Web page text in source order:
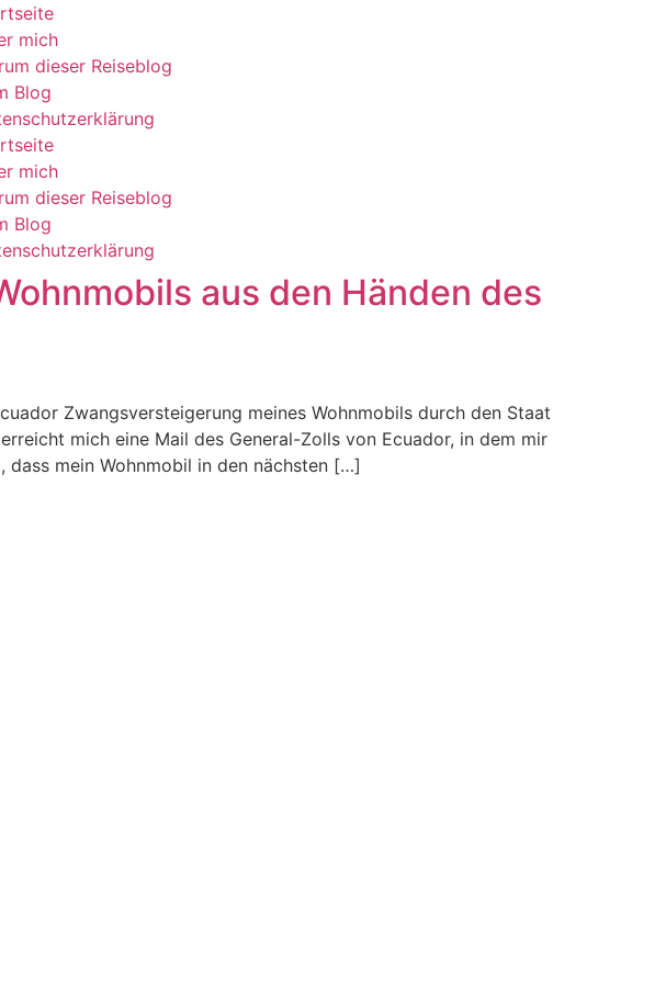
mich
dieser Reiseblog
Blog
mich
dieser Reiseblog
Blog
aus den Händen des
Zwangsversteigerung meines Wohnmobils durch den Staat
mich eine Mail des General-Zolls von Ecuador, in dem mir
mein Wohnmobil in den nächsten […]